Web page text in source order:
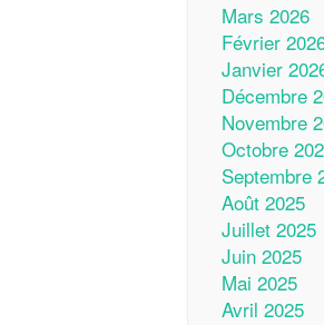
Mars 2026
Février
Janvier
Décembre
Novembre
Octobre
Septembre
Août 2025
Juillet 2025
Juin 2025
Mai 2025
Avril 2025